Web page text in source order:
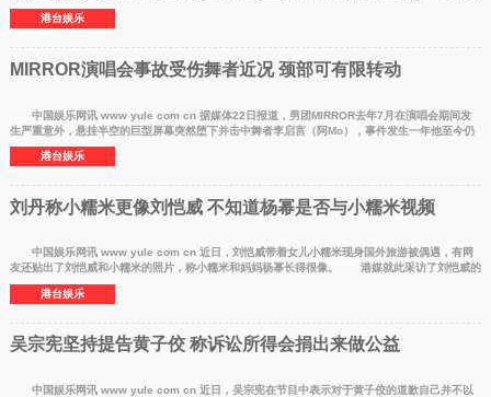
及妻子范
港台娱乐
MIRROR演唱会事故受伤舞者近况 颈部可有限转动
中国娱乐网讯 www yule com cn 据媒体22日报道，男团MIRROR去年7月在演唱会期间发
生严重意外，悬挂半空的巨型屏幕突然堕下并击中舞者李启言（阿Mo），事件发生一年他至今仍
需留院接受治疗
港台娱乐
刘丹称小糯米更像刘恺威 不知道杨幂是否与小糯米视频
中国娱乐网讯 www yule com cn 近日，刘恺威带着女儿小糯米现身国外旅游被偶遇，有网
友还贴出了刘恺威和小糯米的照片，称小糯米和妈妈杨幂长得很像。 港媒就此采访了刘恺威的
爸爸刘丹，
港台娱乐
吴宗宪坚持提告黄子佼 称诉讼所得会捐出来做公益
中国娱乐网讯 www yule com cn 近日，吴宗宪在节目中表示对于黄子佼的道歉自己并不以